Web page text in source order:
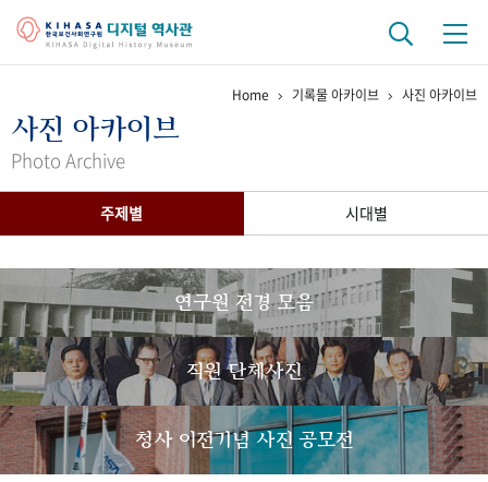
걸어온 길 기관 변천사
간행물 변천사
기록물 아카이브
사진 아카이브 문서 기록물 행정박물 영상 기록물
50+1 주년 기념
Home 기록물 아카이브 사진 아카이브
사진 아카이브
Photo Archive
주제별 시대별
연구원 전경 모음
직원 단체사진
청사 이전기념 사진 공모전